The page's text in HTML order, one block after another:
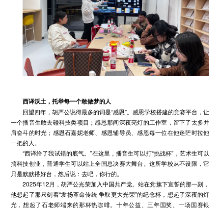
西译沃土，托举每一个敢做梦的人
回望四年，胡严公说得最多的词是“感恩”。感恩学校搭建的竞赛平台，让
一个播音生敢去碰科技类项目；感恩那间深夜亮灯的工作室，留下了太多并
肩奋斗的时光；感恩石嘉妮老师、感恩辅导员、感恩每一位在他迷茫时拉他
一把的人。
“西译给了我试错的底气。”在这里，播音生可以打“挑战杯”，艺术生可以
搞科技创业，普通学生可以站上全国总决赛大舞台。这所学校从不设限，它
只是默默搭好台，然后说：去吧，你行的。
2025年12月，胡严公光荣加入中国共产党。站在党旗下宣誓的那一刻，
他想起了那只刻着“发扬革命传统 争取更大光荣”的纪念杯，想起了深夜的灯
光，想起了石老师端来的那杯热咖啡。十年公益、三年国奖、一场国赛银